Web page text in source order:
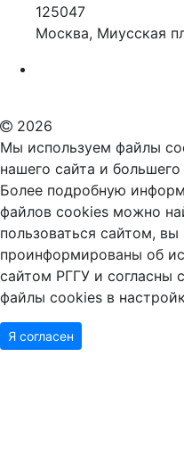
125047
Москва, Миусская
2026
Мы используем файлы
нашего сайта и
Более подробную
файлов cookies можно
пользоваться сайтом,
проинформированы об
сайтом РГГУ и согласны
файлы cookies в
Я согласен